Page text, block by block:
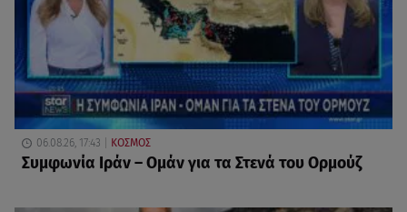
06.08.26, 17:43 ΚΟΣΜΟΣ
Συμφωνία Ιράν – Ομάν για τα Στενά του Ορμούζ